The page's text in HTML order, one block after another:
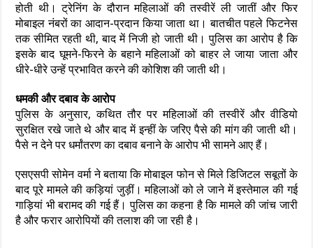
होती थी। ट्रेनिंग के दौरान महिलाओं की तस्वीरें ली जातीं और फिर
मोबाइल नंबरों का आदान-प्रदान किया जाता था। बातचीत पहले फिटनेस
तक सीमित रहती थी, बाद में निजी हो जाती थी। पुलिस का आरोप है कि
इसके बाद घूमने-फिरने के बहाने महिलाओं को बाहर ले जाया जाता और
धीरे-धीरे उन्हें प्रभावित करने की कोशिश की जाती थी।
धमकी और दबाव के आरोप
पुलिस के अनुसार, कथित तौर पर महिलाओं की तस्वीरें और वीडियो
सुरक्षित रखे जाते थे और बाद में इन्हीं के जरिए पैसे की मांग की जाती थी।
पैसे न देने पर धर्मांतरण का दबाव बनाने के आरोप भी सामने आए हैं।
एसएसपी सोमेन वर्मा ने बताया कि मोबाइल फोन से मिले डिजिटल सबूतों के
बाद पूरे मामले की कड़ियां जुड़ीं। महिलाओं को ले जाने में इस्तेमाल की गई
गाड़ियां भी बरामद की गई हैं। पुलिस का कहना है कि मामले की जांच जारी
है और फरार आरोपियों की तलाश की जा रही है।